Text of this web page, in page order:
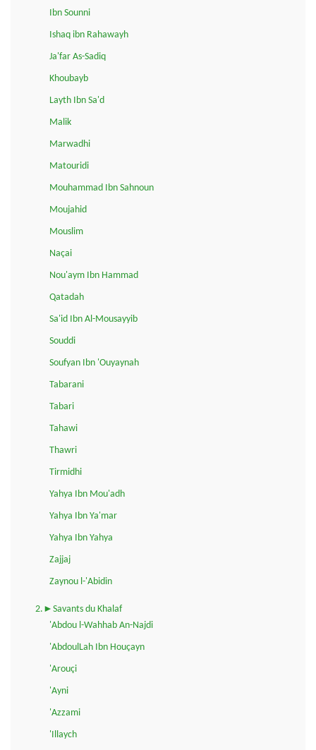
Ibn Sounni
Ishaq ibn Rahawayh
Ja'far As-Sadiq
Khoubayb
Layth Ibn Sa'd
Malik
Marwadhi
Matouridi
Mouhammad Ibn Sahnoun
Moujahid
Mouslim
Naçai
Nou'aym Ibn Hammad
Qatadah
Sa'id Ibn Al-Mousayyib
Souddi
Soufyan Ibn 'Ouyaynah
Tabarani
Tabari
Tahawi
Thawri
Tirmidhi
Yahya Ibn Mou'adh
Yahya Ibn Ya'mar
Yahya Ibn Yahya
Zajjaj
Zaynou l-'Abidin
2.►Savants du Khalaf
'Abdou l-Wahhab An-Najdi
'AbdoulLah Ibn Houçayn
'Arouçi
'Ayni
'Azzami
'Illaych